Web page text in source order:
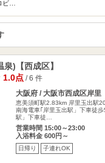
ビ…
)【西成区】
1.0点/ 6 件
大阪府 / 大阪市西成区岸里
恵美須町駅2.83km 岸里玉出駅
南海電車｢岸里玉出駅」下車徒
駅」下車徒…
営業時間 15:00～23:00
入浴料金 600円～
日帰り 子連れOK